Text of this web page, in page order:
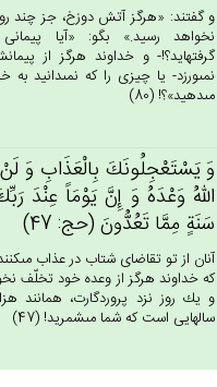
و گفتند: «هرگز آتش دوزخ، جز چند
نخواهد رسيد.» بگو: «آيا
گرفته‏ايد؟!- و خداوند هرگز از
نمى‏ورزد- يا چيزى را كه نمى‏دانيد
مى‏دهيد»؟! (80)
وَ يَسْتَعْجِلُونَك‌َ بِالْعَذَاب‌ِ وَ
الله‌ُ وَعْدَه‌ُ وَ إِن‌َّ يَوْمَاً عِنْدَ
سَنَة‌ٍ مِمَّا تَعُدُّون‌َ (حج: 47)
آنان از تو تقاضاى شتاب در عذاب
كه خداوند هرگز از وعده خود تخلّف
و يك روز نزد پروردگارت، همانند
سالهايى است كه شما مى‏شمريد! (47)